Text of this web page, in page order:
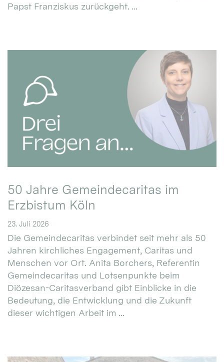
Papst Franziskus zurückgeht. ...
50 Jahre Gemeindecaritas im
Erzbistum Köln
23. Juli 2026
Die Gemeindecaritas verbindet seit mehr als 50
Jahren kirchliches Engagement, Caritas und
Menschen vor Ort. Anita Borchers, Referentin
Gemeindecaritas und Lotsenpunkte beim
Diözesan-Caritasverband gibt Einblicke in die
Bedeutung, die Entwicklung und die Zukunft
dieser wichtigen Arbeit im ...